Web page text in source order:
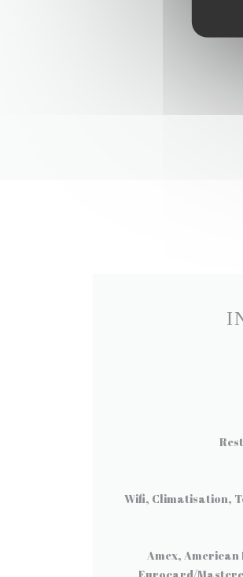
Wifi, Climatisation,
Amex, American
Eurocard/